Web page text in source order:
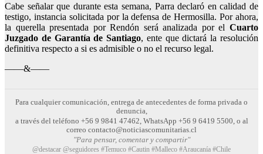
Cabe señalar que durante esta semana, Parra declaró en calidad de
testigo, instancia solicitada por la defensa de Hermosilla. Por ahora,
la querella presentada por Rendón será analizada por el Cuarto
Juzgado de Garantía de Santiago, ente que dictará la resolución
definitiva respecto a si es admisible o no el recurso legal.
——&——
Para cualquier comunicación, entrega de antecedentes de forma privada o
denuncia,
a través del teléfono +56 9 9841 47462, WhatsApp +56 9 6419 5500, o al
correo contacto@noticiascomunitarias.cl
"Para pensar, comentar y compartir"
@destacar @seguidores #Temuco #Cautin #Malleco #Araucanía #Chile